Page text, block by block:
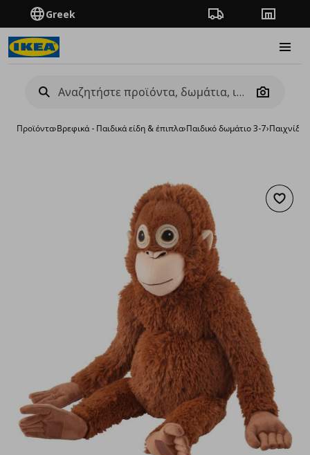
Greek Πορεία παραγγελίας
Camera
Προϊόντα›Βρεφικά - Παιδικά είδη & έπιπλα›Παιδικό δωμάτιο 3-7›